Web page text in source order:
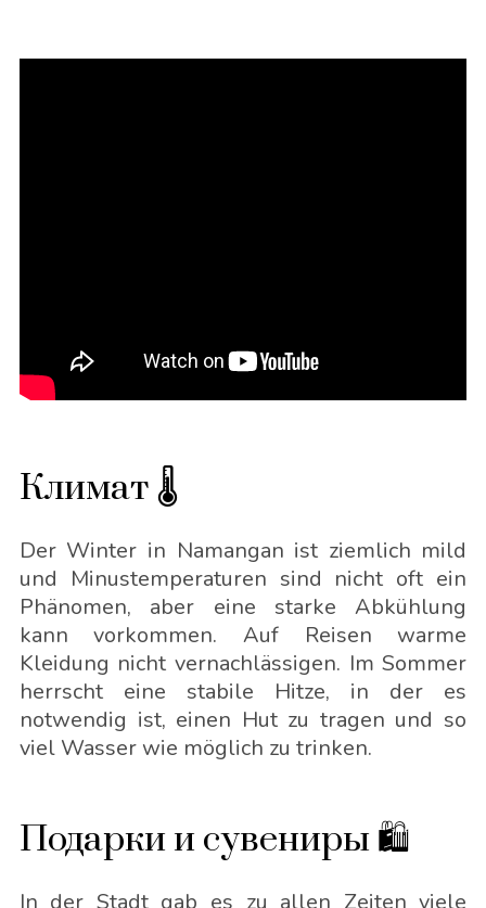
Климат 🌡
Der Winter in Namangan ist ziemlich mild
und Minustemperaturen sind nicht oft ein
Phänomen, aber eine starke Abkühlung
kann vorkommen. Auf Reisen warme
Kleidung nicht vernachlässigen. Im Sommer
herrscht eine stabile Hitze, in der es
notwendig ist, einen Hut zu tragen und so
viel Wasser wie möglich zu trinken.
Подарки и сувениры 🛍
In der Stadt gab es zu allen Zeiten viele